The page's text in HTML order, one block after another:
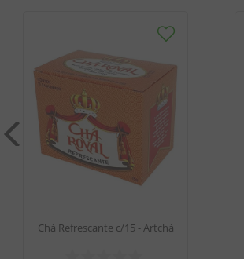
Chá Refrescante c/15 - Artchá